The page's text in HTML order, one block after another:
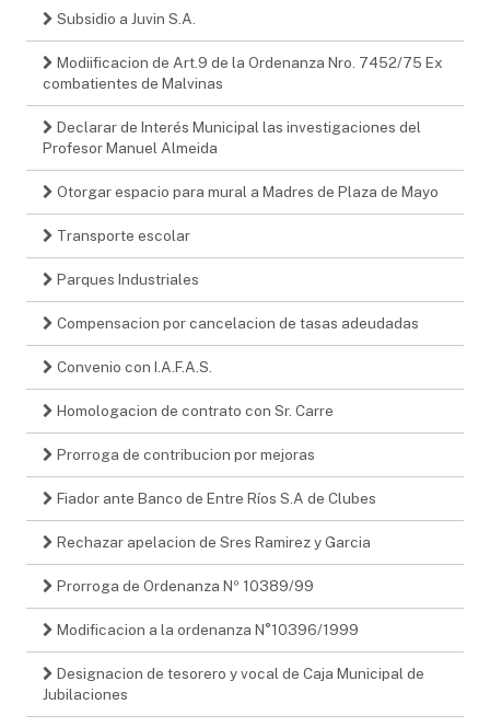
Subsidio a Juvin S.A.
Modiificacion de Art.9 de la Ordenanza Nro. 7452/75 Ex
combatientes de Malvinas
Declarar de Interés Municipal las investigaciones del
Profesor Manuel Almeida
Otorgar espacio para mural a Madres de Plaza de Mayo
Transporte escolar
Parques Industriales
Compensacion por cancelacion de tasas adeudadas
Convenio con I.A.F.A.S.
Homologacion de contrato con Sr. Carre
Prorroga de contribucion por mejoras
Fiador ante Banco de Entre Ríos S.A de Clubes
Rechazar apelacion de Sres Ramirez y Garcia
Prorroga de Ordenanza Nº 10389/99
Modificacion a la ordenanza N°10396/1999
Designacion de tesorero y vocal de Caja Municipal de
Jubilaciones